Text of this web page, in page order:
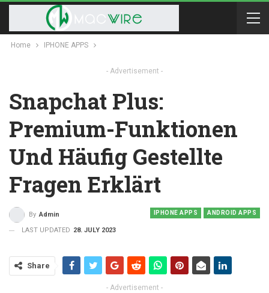
Home IPHONE APPS
- Advertisement -
Snapchat Plus:
Premium-Funktionen
Und Häufig Gestellte
Fragen Erklärt
IPHONE APPS ANDROID APPS
By Admin
LAST UPDATED 28. JULY 2023
Share
- Advertisement -